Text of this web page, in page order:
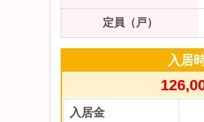
定員（戸）
入居
入居金